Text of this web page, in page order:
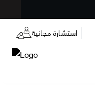
استشارة مجانية